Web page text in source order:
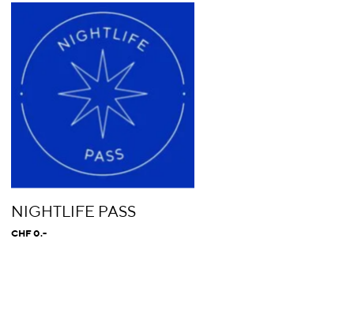
NIGHTLIFE PASS
CHF 0.-